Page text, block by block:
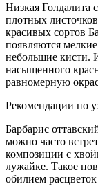
Низкая Голдалита
плотных
красивых сортов
появляются
небольшие кисти.
насыщенного
равномерную
Рекомендации по
Барбарис
можно часто
композиции с
лужайке. Такое
обилием